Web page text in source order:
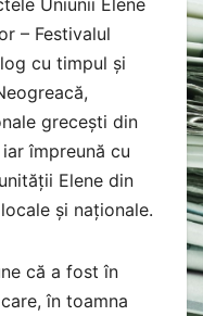
– Festivalul
cu timpul și
grecești din
împreună cu
Elene din
și naționale.
că a fost în
în toamna